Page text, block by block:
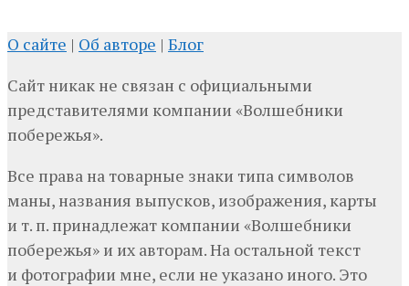
О сайте | Об авторе | Блог
Сайт никак не связан с официальными
представителями компании «Волшебники
побережья».
Все права на товарные знаки типа символов
маны, названия выпусков, изображения, карты
и т. п. принадлежат компании «Волшебники
побережья» и их авторам. На остальной текст
и фотографии мне, если не указано иного. Это